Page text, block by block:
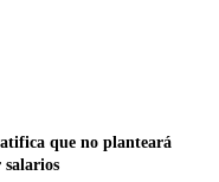
que no planteará